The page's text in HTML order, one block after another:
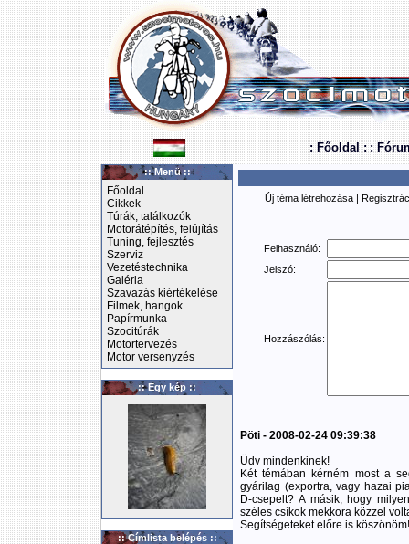
: Főoldal : :
:: Menü ::
Főoldal
Cikkek
Túrák, találkozók
Motorátépítés, felújítás
Tuning, fejlesztés
Szerviz
Vezetéstechnika
Galéria
Szavazás kiértékelése
Filmek, hangok
Papírmunka
Szocitúrák
Motortervezés
Motor versenyzés
:: Egy kép ::
:: Címlista belépés ::
Új téma létrehozása |
Felhasználó:
Jelszó:
Hozzászólás:
Pöti - 2008-02-24 09:39:38
Üdv mindenkinek!
Két témában kérném most a
gyárilag (exportra, vagy hazai
D-csepelt? A másik, hogy
széles csíkok mekkora közzel
Segítségeteket előre is köszönöm!